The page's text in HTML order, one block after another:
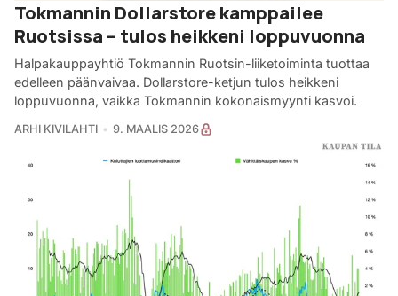
Tokmannin Dollarstore kamppailee
Ruotsissa – tulos heikkeni loppuvuonna
Halpakauppayhtiö Tokmannin Ruotsin-liiketoiminta tuottaa
edelleen päänvaivaa. Dollarstore-ketjun tulos heikkeni
loppuvuonna, vaikka Tokmannin kokonaismyynti kasvoi.
ARHI KIVILAHTI 9. MAALIS 2026